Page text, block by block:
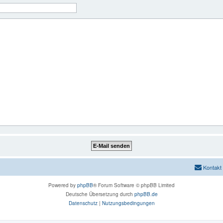
Kontakt
Powered by phpBB® Forum Software © phpBB Limited
Deutsche Übersetzung durch phpBB.de
Datenschutz| Nutzungsbedingungen